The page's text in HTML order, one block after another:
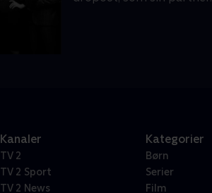
Kanaler
TV 2
TV 2 Sport
TV 2 News
Kategorier
Børn
Serier
Film